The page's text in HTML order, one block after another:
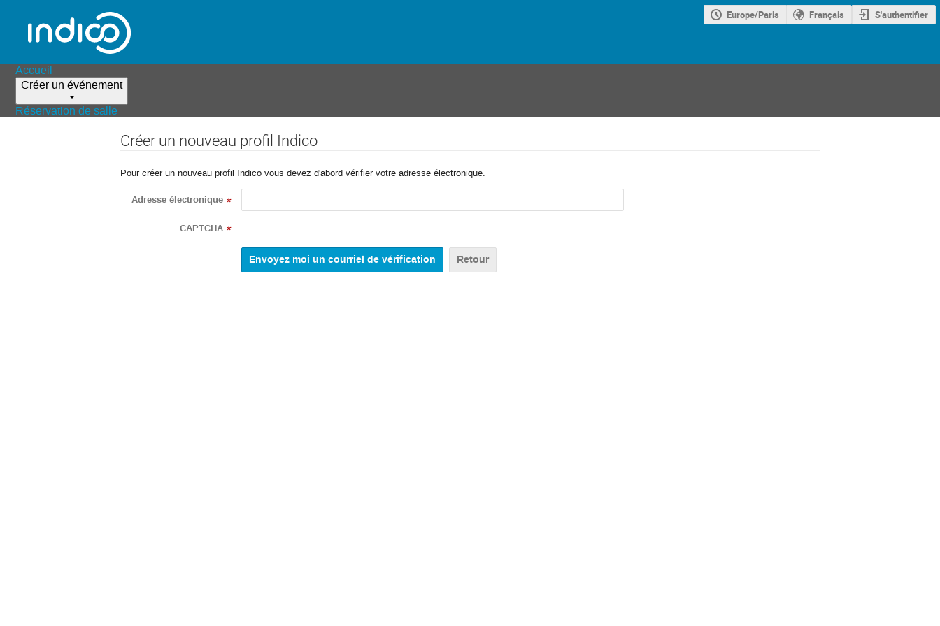
Europe/Paris Français S'authentifier
Accueil
Créer un événement
Réservation de salle
Créer un nouveau profil Indico
Pour créer un nouveau profil Indico vous devez d'abord vérifier votre adresse électronique.
Adresse électronique *
CAPTCHA *
Retour